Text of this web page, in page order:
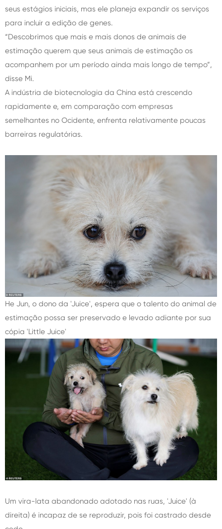
seus estágios iniciais, mas ele planeja expandir os serviços
para incluir a edição de genes.
“Descobrimos que mais e mais donos de animais de
estimação querem que seus animais de estimação os
acompanhem por um período ainda mais longo de tempo”,
disse Mi.
A indústria de biotecnologia da China está crescendo
rapidamente e, em comparação com empresas
semelhantes no Ocidente, enfrenta relativamente poucas
barreiras regulatórias.
He Jun, o dono da 'Juice', espera que o talento do animal de
estimação possa ser preservado e levado adiante por sua
cópia 'Little Juice'
Um vira-lata abandonado adotado nas ruas, 'Juice' (à
direita) é incapaz de se reproduzir, pois foi castrado desde